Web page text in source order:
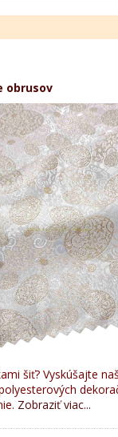
obrusov
šiť? Vyskúšajte
Zobraziť viac...